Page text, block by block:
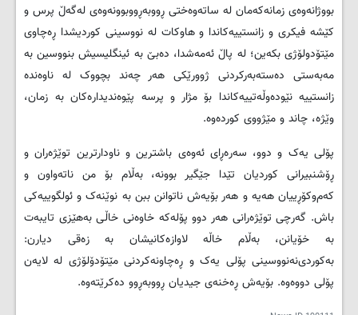
بووژانەوەی زمانەکەمان ‌لە ساتەوەختی ڕووبەڕووبوونەوەی لەگەڵ پرس و
کێشە فیکری و زانستییەکاندا و هاوکات لە نووسینی کوردیشدا ڕەچاوی
مێتۆدولۆژی بکەین؛ لە پاڵ ئەمەشدا، دەبێ بە ئینگلیسیش بنووسین بە
مەبەستی دەستەبەرکردنی ژوورێکی هەر چەند بچووک لە ناوەندە
زانستییە نێودەوڵەتییەکاندا بۆ مژار و پرسە پێوەندیدارەکان بە زمان،
وێژە، چاند و مێژووی کوردەوە.
پۆلی یەک و دوو، سەرەڕای ئەوەی باشترین و ناودارترین توێژەران و
ڕۆشنبیرانی کوردیان تێدا جێگیر بوونە، بەڵام بۆ من ناتەواون و
کەم‌و‌کۆڕییان هەیە و هەر بۆیەش ناتوانن ببن بە نوێنەک و ئولگوییەکی
باش. گەرچی توێژەرانی هەر دوو پۆلەکە خاوەنی خاڵی بەهێزی تایبەت
بە خۆیانن، بەڵام خاڵە لاوازەکانیشان بە زەقی دیارن:
بەکوردی‌نەنووسینی پۆلی یەک و ڕەچاونەکردنی مێتۆدۆلۆژی لە لایەن
پۆلی دووەوە. بۆیەش ڕەخنەی جیدیان ڕووبەڕوو دەکرێتەوە.